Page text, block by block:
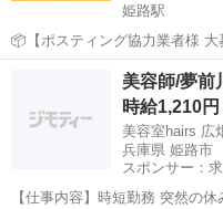
姫路駅
📦【ポスティング協力業者様 大募集！】📦 ━━
リ！ ・すでにポスティング業
安定収入を得たい方 ・個人・法人どちら
大手...
姫路駅
美容師/夢前
時給1,210
美容室hairs 広
兵庫県 姫路市
スポンサー：
【仕事内容】時短勤務 突然の